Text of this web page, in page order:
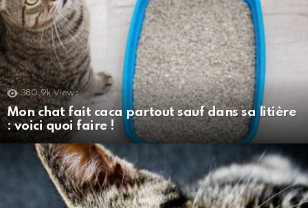
380.9k Views
Mon chat fait caca partout sauf dans sa litière
: voici quoi faire !